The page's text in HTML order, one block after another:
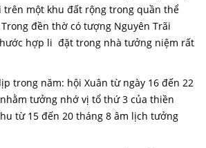
trên một khu đất rộng trong quần thể
đền thờ có tượng Nguyên Trãi
hợp li đặt trong nhà tưởng niệm rất
trong năm: hội Xuân từ ngày 16 đến 22
tưởng nhớ vị tổ thứ 3 của thiền
từ 15 đến 20 tháng 8 âm lịch tưởng